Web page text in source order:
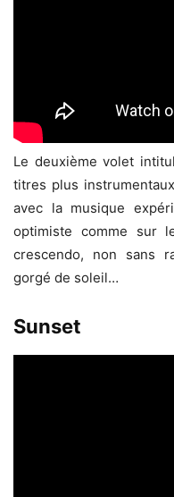
Le deuxième volet
titres plus
avec la musique
optimiste comme sur
crescendo, non sans
gorgé de soleil…
Sunset